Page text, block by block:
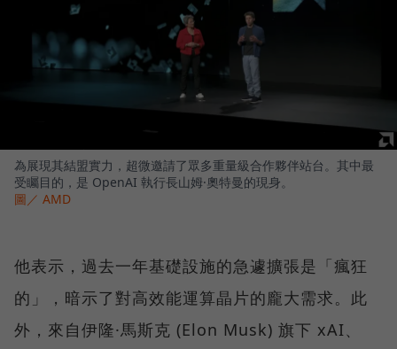
為展現其結盟實力，超微邀請了眾多重量級合作夥伴站台。其中最
受矚目的，是 OpenAI 執行長山姆·奧特曼的現身。
圖／ AMD
他表示，過去一年基礎設施的急遽擴張是「瘋狂
的」，暗示了對高效能運算晶片的龐大需求。此
外，來自伊隆·馬斯克 (Elon Musk) 旗下 xAI、